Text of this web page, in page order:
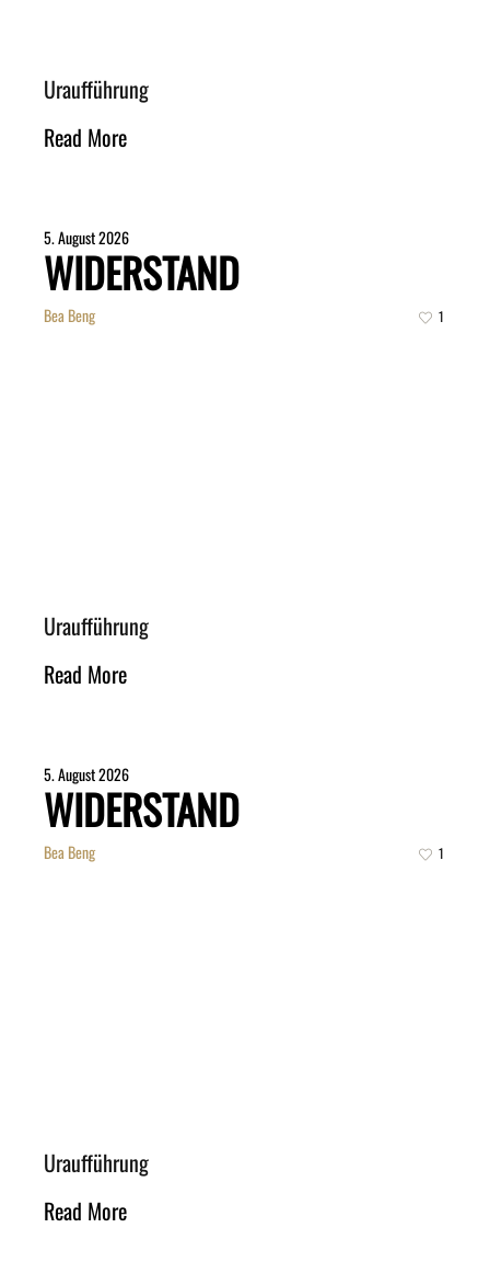
Uraufführung
Read More
5. August 2026
WIDERSTAND
Bea Beng 1
Uraufführung
Read More
5. August 2026
WIDERSTAND
Bea Beng 1
Uraufführung
Read More